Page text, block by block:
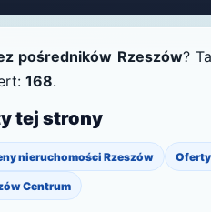
pośredników Rzeszów?
168.
tej strony
nieruchomości Rzeszów
Centrum